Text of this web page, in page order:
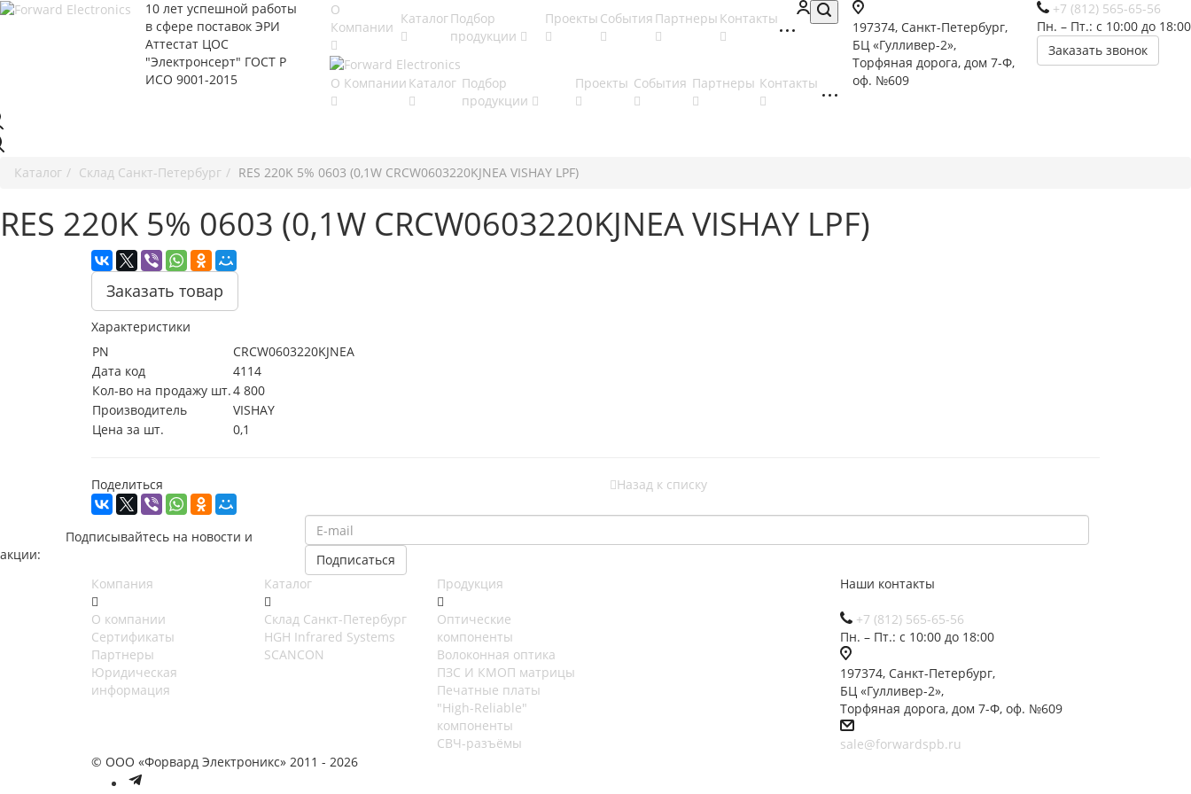
10 лет успешной работы
в сфере поставок ЭРИ
Аттестат ЦОС
"Электронсерт" ГОСТ Р
ИСО 9001-2015
+7 (812) 565-65-56
Пн. – Пт.: с 10:00 до 18:00
Заказать звонок
197374, Санкт-Петербург,
БЦ «Гулливер-2»,
Торфяная дорога, дом 7-Ф,
оф. №609
О
Компании
КаталогПодбор
продукции
Проекты События Партнеры Контакты
О Компании Каталог Подбор
продукции
Проекты События Партнеры Контакты
Каталог Cклад Санкт-Петербург RES 220K 5% 0603 (0,1W CRCW0603220KJNEA VISHAY LPF)
RES 220K 5% 0603 (0,1W CRCW0603220KJNEA VISHAY LPF)
Заказать товар
Характеристики
PN
CRCW0603220KJNEA
Дата код
4114
Кол-во на продажу шт.4 800
Производитель
VISHAY
Цена за шт.
0,1
Поделиться Назад к списку
Подписывайтесь на новости и
акции:
Компания
О компании
Сертификаты
Партнеры
Юридическая
информация
Каталог
Cклад Санкт-Петербург
HGH Infrared Systems
SCANCON
Продукция
Оптические
компоненты
Волоконная оптика
ПЗС И КМОП матрицы
Печатные платы
"High-Reliable"
компоненты
СВЧ-разъёмы
Наши контакты
+7 (812) 565-65-56
Пн. – Пт.: с 10:00 до 18:00
197374, Санкт-Петербург,
БЦ «Гулливер-2»,
Торфяная дорога, дом 7-Ф, оф. №609
sale@forwardspb.ru
© ООО «Форвард Электроникс» 2011 - 2026